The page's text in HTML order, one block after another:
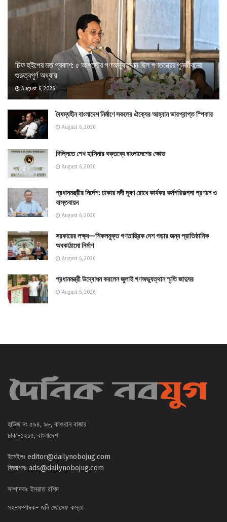
চিফ হুইপের মত প্রকাশ: ৫ আগস্টের গণঅভ্যুত্থান ছিল গণতন্ত্রের পুনর্জীবনের
গুরুত্বপূর্ণ অধ্যায়
August 6, 2026
বৈষম্যহীন বাংলাদেশ নির্মাণে সকলের ঐক্যের আহ্বান ভারপ্রাপ্ত স্পিকার
August 6, 2026
দিল্লিতে শেখ হাসিনার বক্তব্যে বাংলাদেশের ক্ষোভ
August 6, 2026
প্রধানমন্ত্রীর নির্দেশ: ঢাকার নদী দূষণ রোধে কার্যকর কর্মপরিকল্পনা প্রণয়ন ও
বাস্তবায়ন
August 6, 2026
সরকারের লক্ষ্য—শিকলমুক্ত গণতান্ত্রিক দেশ গড়ার জন্য প্রাতিষ্ঠানিক
অবকাঠামো নির্মাণ
August 6, 2026
প্রধানমন্ত্রী উদ্বোধন করলেন জুলাই গণঅভ্যুত্থান স্মৃতি জাদুঘর
August 5, 2026
হাউজ নং ৫৯৪, ৯৮, কাওরান বাজার
ঢাকা-১২১৫, বাংলাদেশ
ইমেইলঃ editor@dailynobojug.com
বিজ্ঞাপনঃ ads@dailynobojug.com
সম্পাদকঃ ইসরাত রশিদ
সহ-সম্পাদক- জনি জোসেফ কস্তা